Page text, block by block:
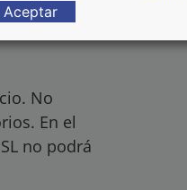
No
En el
no podrá
Aceptar